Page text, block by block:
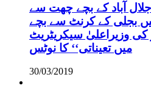
آباد کے بچے چھت سے
بجلی کے کرنٹ سے بچے
وزیراعلیٰ سیکریٹریٹ
میں تعیناتی‘‘ کا نوٹس
30/03/2019